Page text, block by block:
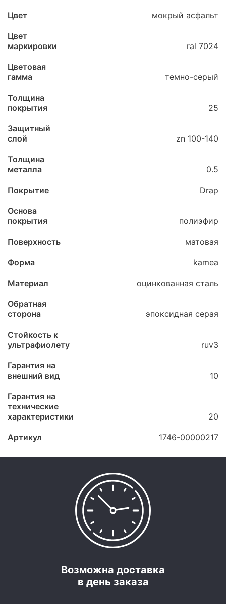
Цвет мокрый асфальт
Цвет
маркировки
ral 7024
Цветовая
гамма
темно-серый
Толщина
покрытия
25
Защитный
слой
zn 100-140
Толщина
металла
0.5
Покрытие Drap
Основа
покрытия
полиэфир
Поверхность матовая
Форма kamea
Материал оцинкованная сталь
Обратная
сторона
эпоксидная серая
Стойкость к
ультрафиолету
ruv3
Гарантия на
внешний вид
10
Гарантия на
технические
характеристики
20
Артикул 1746-00000217
Возможна доставка
в день заказа